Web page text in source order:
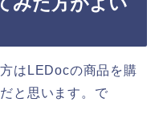
はLEDocの商品を購
と思います。で